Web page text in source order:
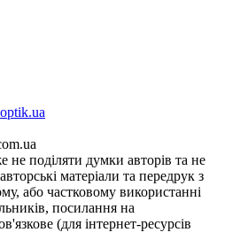
не поділяти думки авторів та не
матеріали та передрук з
або частковому використанні
посилання на
(для інтернет-ресурсів